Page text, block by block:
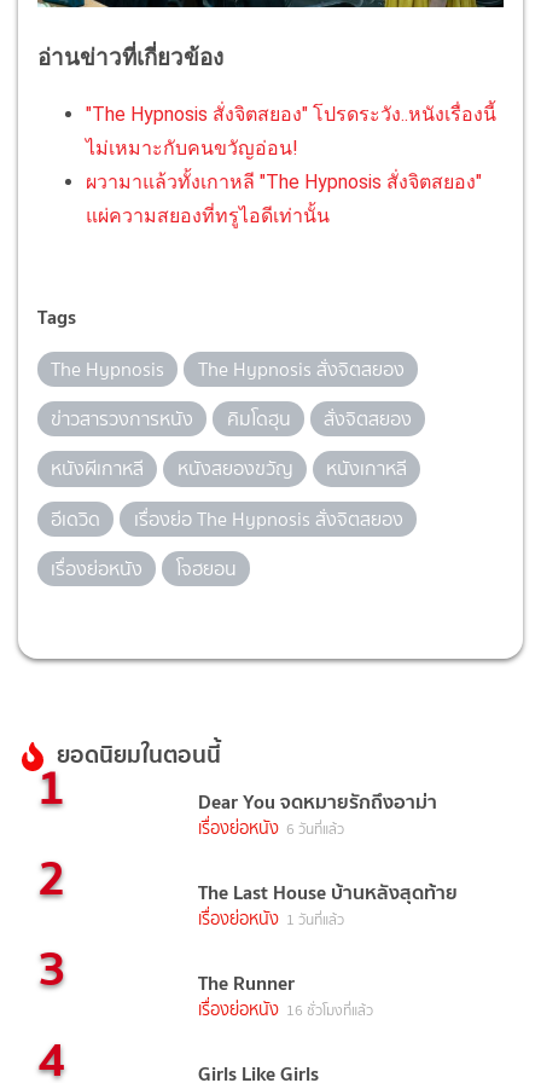
อ่านข่าวที่เกี่ยวข้อง
"The Hypnosis สั่งจิตสยอง" โปรดระวัง..หนังเรื่องนี้
ไม่เหมาะกับคนขวัญอ่อน!
ผวามาแล้วทั้งเกาหลี "The Hypnosis สั่งจิตสยอง"
แผ่ความสยองที่ทรูไอดีเท่านั้น
Tags
The Hypnosis
The Hypnosis สั่งจิตสยอง
ข่าวสารวงการหนัง
คิมโดฮุน
สั่งจิตสยอง
หนังผีเกาหลี
หนังสยองขวัญ
หนังเกาหลี
อีเดวิด
เรื่องย่อ The Hypnosis สั่งจิตสยอง
เรื่องย่อหนัง
โจฮยอน
ยอดนิยมในตอนนี้
1 Dear You จดหมายรักถึงอาม่า
เรื่องย่อหนัง 6 วันที่แล้ว
2 The Last House บ้านหลังสุดท้าย
เรื่องย่อหนัง 1 วันที่แล้ว
3 The Runner
เรื่องย่อหนัง 16 ชั่วโมงที่แล้ว
4 Girls Like Girls